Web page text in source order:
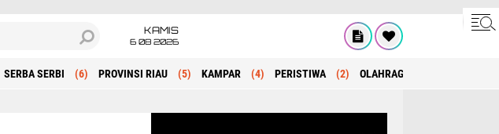
KAMIS
6 08 2026
SERBA SERBI (6) PROVINSI RIAU (5) KAMPAR (4) PERISTIWA (2) OLAHRAGA